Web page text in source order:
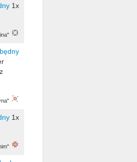
1x
1x